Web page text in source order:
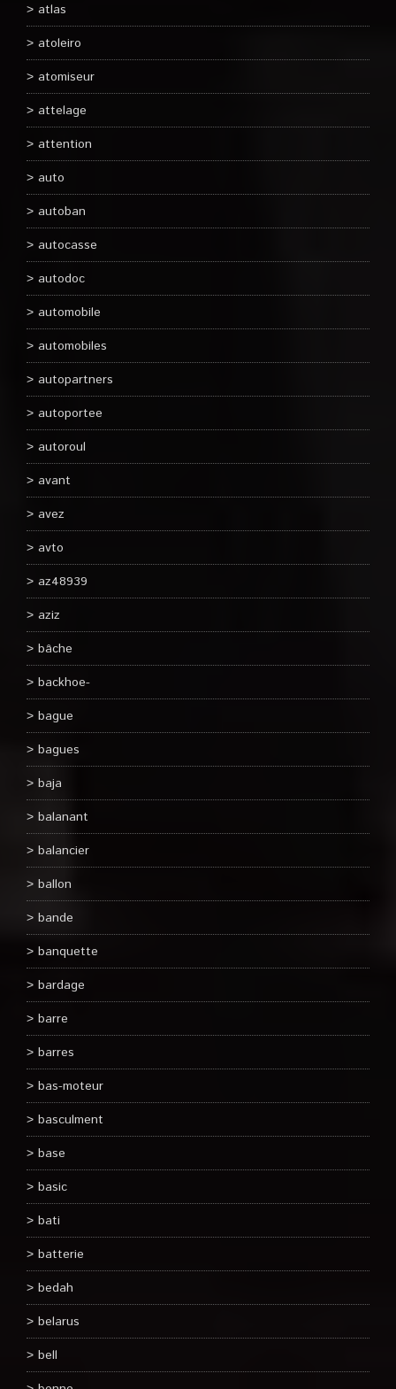
atlas
atoleiro
atomiseur
attelage
attention
auto
autoban
autocasse
autodoc
automobile
automobiles
autopartners
autoportee
autoroul
avant
avez
avto
az48939
aziz
bâche
backhoe-
bague
bagues
baja
balanant
balancier
ballon
bande
banquette
bardage
barre
barres
bas-moteur
basculment
base
basic
bati
batterie
bedah
belarus
bell